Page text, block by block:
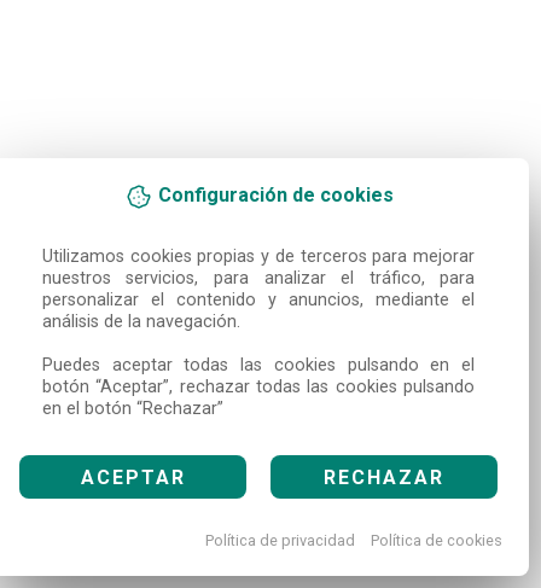
Configuración de cookies
Utilizamos cookies propias y de terceros para mejorar
nuestros servicios, para analizar el tráfico, para
personalizar el contenido y anuncios, mediante el
análisis de la navegación.
Puedes aceptar todas las cookies pulsando en el
botón “Aceptar”, rechazar todas las cookies pulsando
en el botón “Rechazar”
ACEPTAR RECHAZAR
Política de privacidad Política de cookies